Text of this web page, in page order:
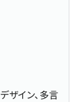
ザイン、多言